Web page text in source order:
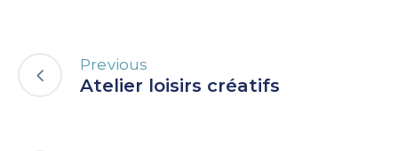
Previous
Atelier loisirs créatifs